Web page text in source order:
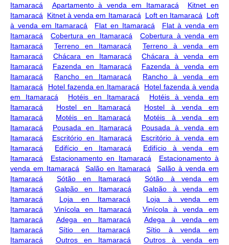
Itamaracá
Apartamento à venda em Itamaracá
Kitnet en
Itamaracá
Kitnet à venda em Itamaracá Loft en Itamaracá
Loft
à venda em Itamaracá
Flat en Itamaracá
Flat à venda em
Itamaracá
Cobertura en Itamaracá
Cobertura à venda em
Itamaracá
Terreno en Itamaracá
Terreno à venda em
Itamaracá
Chácara en Itamaracá
Chácara à venda em
Itamaracá
Fazenda en Itamaracá
Fazenda à venda em
Itamaracá
Rancho en Itamaracá
Rancho à venda em
Itamaracá
Hotel fazenda en Itamaracá
Hotel fazenda à venda
em Itamaracá
Hotéis en Itamaracá
Hotéis à venda em
Itamaracá
Hostel en Itamaracá
Hostel à venda em
Itamaracá
Motéis en Itamaracá
Motéis à venda em
Itamaracá
Pousada en Itamaracá
Pousada à venda em
Itamaracá
Escritório en Itamaracá
Escritório à venda em
Itamaracá
Edifício en Itamaracá
Edifício à venda em
Itamaracá
Estacionamento en Itamaracá
Estacionamento à
venda em Itamaracá
Salão en Itamaracá
Salão à venda em
Itamaracá
Sótão en Itamaracá
Sótão à venda em
Itamaracá
Galpão en Itamaracá
Galpão à venda em
Itamaracá
Loja en Itamaracá
Loja à venda em
Itamaracá
Vinícola en Itamaracá
Vinícola à venda em
Itamaracá
Adega en Itamaracá
Adega à venda em
Itamaracá
Sítio en Itamaracá
Sítio à venda em
Itamaracá
Outros en Itamaracá
Outros à venda em